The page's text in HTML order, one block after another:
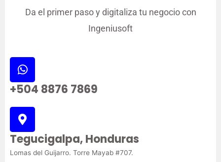
Da el primer paso y digitaliza tu negocio con
Ingeniusoft
+504 8876 7869
Tegucigalpa, Honduras
Lomas del Guijarro. Torre Mayab #707.